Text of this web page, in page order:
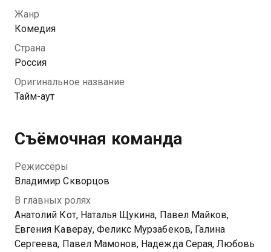
и каждый вечер переписывается с возлюбленным
в «Одноклассниках». Каждый день она зачитывает
чудесные аффирмации, но вдруг проблемы
начинают сыпаться одна за другой.
Жанр
Комедия
Страна
Россия
Оригинальное название
Тайм-аут
Съёмочная команда
Режиссёры
Владимир Скворцов
В главных ролях
Анатолий Кот, Наталья Щукина, Павел Майков,
Евгения Каверау, Феликс Мурзабеков, Галина
Сергеева, Павел Мамонов, Надежда Серая, Любовь